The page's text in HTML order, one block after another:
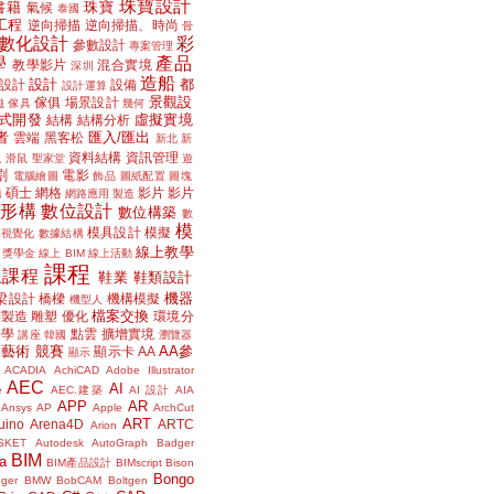
籍 氣候 泰國 珠寶 珠寶設計
程 逆向掃描 逆向掃描、時尚 骨
化設計 參數設計 專案管理 彩
教學影片 深圳 混合實境 產品
計 設計 設計運算 設備 造船 都
傢具 傢俱 場景設計 幾何 景觀設
開發 結構 結構分析 虛擬實境
雲端 黑客松 匯入/匯出 新北 新
滑鼠 聖家堂 資料結構 資訊管理 遊
電腦繪圖 電影 飾品 圖紙配置 圖塊
碩士 網格 網路應用 製造 影片 影片
構 數位設計 數位構築 數
覺化 數據結構 模具設計 模擬 模
獎學金 線上 BIM 線上活動 線上教學
程 課程 鞋業 鞋類設計
設計 橋樑 機型人 機構模擬 機器
造 雕塑 優化 檔案交換 環境分
講座 韓國 點雲 擴增實境 瀏覽器
藝術 競賽 顯示 顯示卡 AA AA參
ACADIA AchiCAD
Adobe Illustrator
AEC AEC.建築 AI AI 設計 AIA
Ansys AP APP Apple AR ArchCut
Arena4D Arion ART ARTC
Autodesk AutoGraph Badger
BIM BIM產品設計 BIMscript Bison
BMW BobCAM Boltgen Bongo